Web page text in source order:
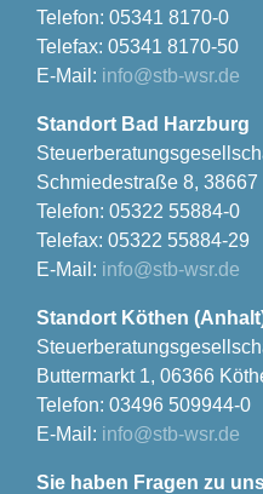
Telefon: 05341 8170-0
Telefax: 05341 8170-50
E-Mail: info@stb-wsr.de
Standort Bad Harzburg
Schmiedestraße 8,
Telefon: 05322 55884-0
Telefax: 05322 55884-29
E-Mail: info@stb-wsr.de
Standort Köthen
Buttermarkt 1, 06366
Telefon: 03496 509944-0
E-Mail: info@stb-wsr.de
Sie haben Fragen zu